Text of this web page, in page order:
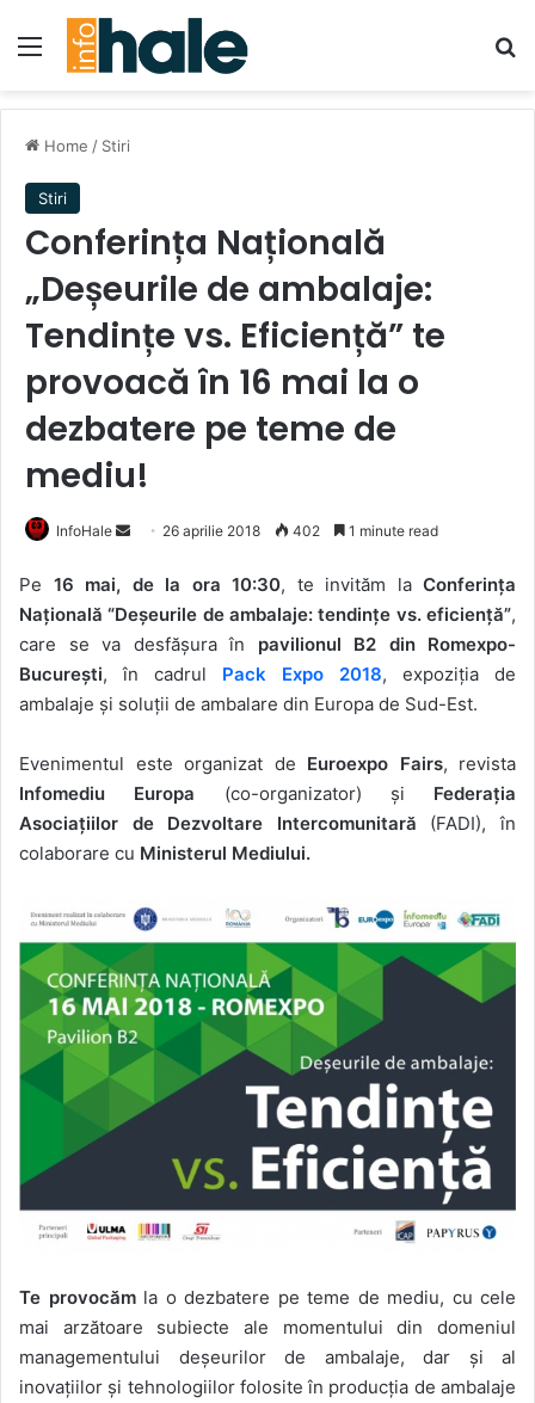
Menu
Home / Stiri
Stiri
Conferința Națională
„Deșeurile de ambalaje:
Tendințe vs. Eficiență” te
provoacă în 16 mai la o
dezbatere pe teme de
mediu!
InfoHale
Send
email
26 aprilie 2018 402 1 minute read
Pe 16 mai, de la ora 10:30, te invităm la Conferinţa
Naţională “Deşeurile de ambalaje: tendinţe vs. eficienţă”,
care se va desfăşura în pavilionul B2 din Romexpo-
Bucureşti, în cadrul Pack Expo 2018, expoziţia de
ambalaje şi soluţii de ambalare din Europa de Sud-Est.
Evenimentul este organizat de Euroexpo Fairs, revista
Infomediu Europa (co-organizator) şi Federaţia
Asociaţiilor de Dezvoltare Intercomunitară (FADI), în
colaborare cu Ministerul Mediului.
Te provocăm la o dezbatere pe teme de mediu, cu cele
mai arzătoare subiecte ale momentului din domeniul
managementului deşeurilor de ambalaje, dar şi al
inovaţiilor şi tehnologiilor folosite în producţia de ambalaje